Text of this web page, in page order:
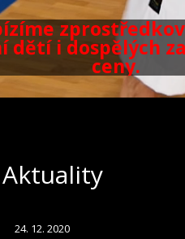
dětí i dospělých
ceny.
Aktuality
24. 12. 2020